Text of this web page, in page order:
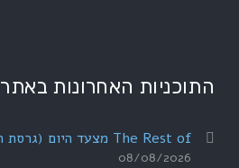
התוכניות האחרונות באתר
The Rest of מצעד היום (גרסת האלבום) 23 – 8.8.26
08/08/2026